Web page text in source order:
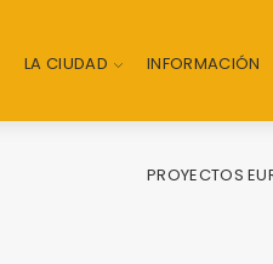
LA CIUDAD INFORMACIÓN
PROYECTOS